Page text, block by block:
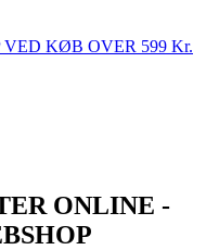
KØB OVER 599 Kr.
ONLINE -